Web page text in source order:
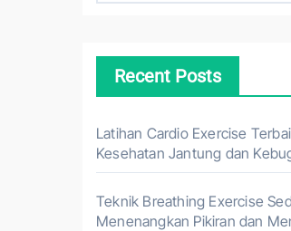
Recent Posts
Latihan Cardio Exercise
Kesehatan Jantung dan
Teknik Breathing Exercise
Menenangkan Pikiran dan